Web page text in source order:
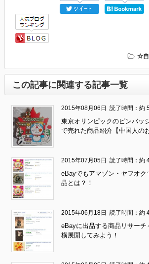
☆自
この記事に関連する記事一覧
2015年08月06日 読了時間：約
東京オリンピックのピンバッ
で売れた商品紹介【中国人の
2015年07月05日 読了時間：約
eBayでもアマゾン・ヤフオ
品とは？！
2015年06月18日 読了時間：約
eBayに出品する商品リサーチ
横展開してみよう！